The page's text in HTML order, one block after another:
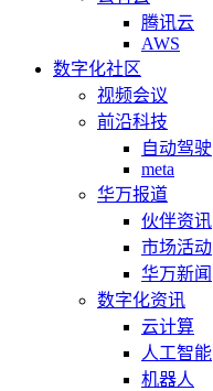
腾讯云
AWS
数字化社区
视频会议
前沿科技
自动驾驶
meta
华万报道
伙伴资讯
市场活动
华万新闻
数字化资讯
云计算
人工智能
机器人